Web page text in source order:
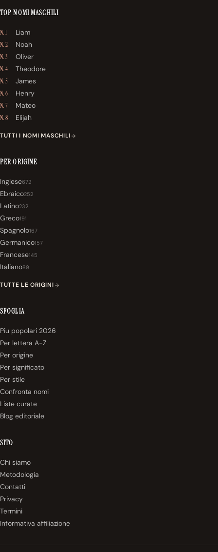
TOP NOMI MASCHILI
N. 1 Liam
N. 2 Noah
N. 3 Oliver
N. 4 Theodore
N. 5 James
N. 6 Henry
N. 7 Mateo
N. 8 Elijah
TUTTI I NOMI MASCHILI
PER ORIGINE
Inglese672
Ebraico252
Latino232
Greco191
Spagnolo167
Germanico157
Francese145
Italiano89
TUTTE LE ORIGINI
SFOGLIA
Piu popolari 2026
Per lettera A-Z
Per origine
Per significato
Per stile
Confronta nomi
Liste curate
Blog editoriale
SITO
Chi siamo
Metodologia
Contatti
Privacy
Termini
Informativa affiliazione